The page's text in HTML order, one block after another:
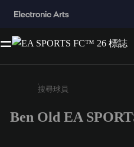
請輸入至少 3 個字
Ben Old EA